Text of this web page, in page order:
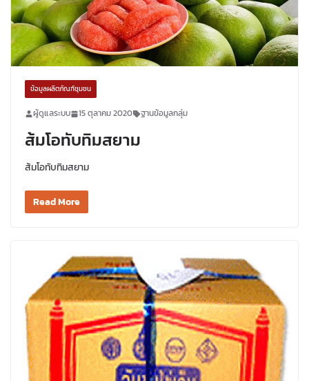
ข้อมูลผลิตภัณฑ์ชุมชน
ผู้ดูแลระบบ 15 ตุลาคม 2020 ฐานข้อมูลกลุ่ม
ส้มโอทับทิมสยาม
ส้มโอทับทิมสยาม
Read More